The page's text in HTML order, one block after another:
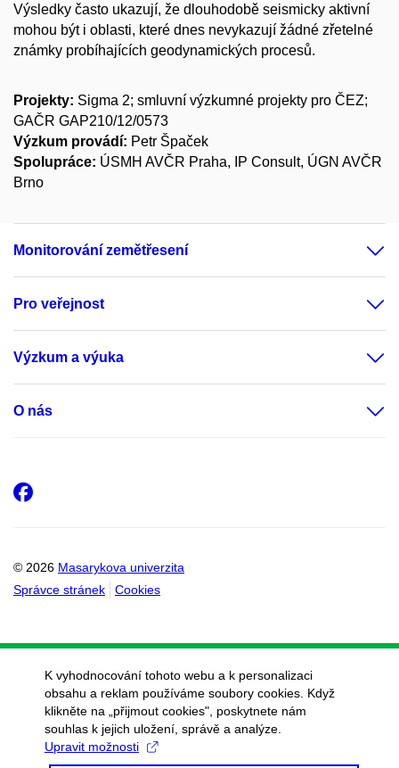
Výsledky často ukazují, že dlouhodobě seismicky aktivní
mohou být i oblasti, které dnes nevykazují žádné zřetelné
známky probíhajících geodynamických procesů.
Projekty: Sigma 2; smluvní výzkumné projekty pro ČEZ;
GAČR GAP210/12/0573
Výzkum provádí: Petr Špaček
Spolupráce: ÚSMH AVČR Praha, IP Consult, ÚGN AVČR
Brno
Monitorování zemětřesení
Pro veřejnost
Výzkum a výuka
O nás
© 2026 Masarykova univerzita
Správce stránek
Cookies
Facebook
K vyhodnocování tohoto webu a k personalizaci
obsahu a reklam používáme soubory cookies. Když
klikněte na „přijmout cookies", poskytnete nám
souhlas k jejich uložení, správě a analýze.
Upravit možnosti